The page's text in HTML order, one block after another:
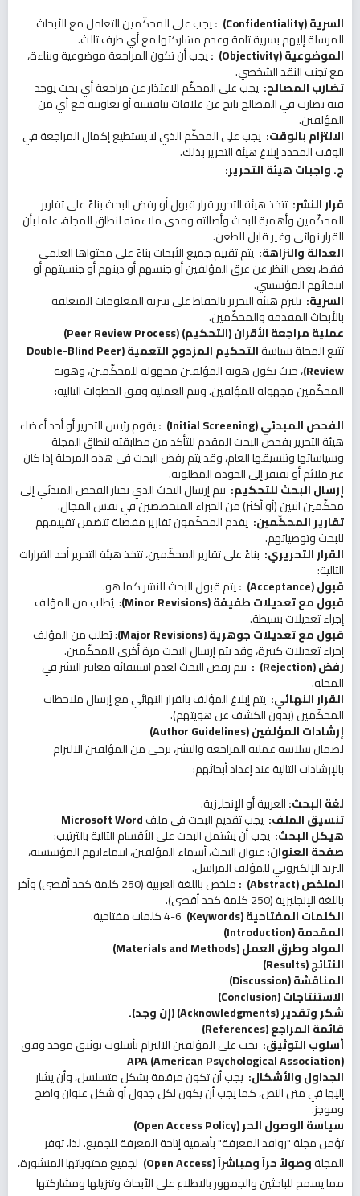
السرية(Confidentiality)
:يجب على المحكّمين التعامل مع الأبحاث
المرسلة إليهم بسرية تامة وعدم مشاركتها مع أي طرف ثالث.
الموضوعية(Objectivity)
:يجب أن تكون المراجعة موضوعية وبناءة،
مع تجنب النقد الشخصي.
تضارب المصالح: يجب على المحكّم الاعتذار عن مراجعة أي بحث يوجد
فيه تضارب في المصالح ناتج عن علاقات تنافسية أو تعاونية مع أي من
المؤلفين.
الالتزام بالوقت: يجب على المحكّم الذي لا يستطيع إكمال المراجعة في
الوقت المحدد إبلاغ هيئة التحرير بذلك.
ج. واجبات هيئة التحرير:
قرار النشر: تتخذ هيئة التحرير قرار قبول أو رفض البحث بناءً على تقارير
المحكّمين وأهمية البحث وأصالته ومدى ملاءمته لنطاق المجلة، علما بأن
القرار نهائي وغير قابل للطعن.
العدالة والنزاهة: يتم تقييم جميع الأبحاث بناءً على محتواها العلمي
فقط، بغض النظر عن عرق المؤلفين أو جنسهم أو دينهم أو جنسيتهم أو
انتمائهم المؤسسي.
السرية: تلتزم هيئة التحرير بالحفاظ على سرية المعلومات المتعلقة
بالأبحاث المقدمة والمحكّمين.
عملية مراجعة الأقران (التحكيم)(Peer Review Process)
تتبع المجلة سياسةالتحكيم المزدوج التعمية (Double-Blind Peer
Review)، حيث تكون هوية المؤلفين مجهولة للمحكّمين، وهوية
المحكّمين مجهولة للمؤلفين، وتتم العملية وفق الخطوات التالية:
الفحص المبدئي(Initial Screening)
:يقوم رئيس التحرير أو أحد أعضاء
هيئة التحرير بفحص البحث المقدم للتأكد من مطابقته لنطاق المجلة
وسياساتها وتنسيقها العام، وقد يتم رفض البحث في هذه المرحلة إذا كان
غير ملائم أو يفتقر إلى الجودة المطلوبة.
إرسال البحث للتحكيم: يتم إرسال البحث الذي يجتاز الفحص المبدئي إلى
محكّمَين اثنين (أو أكثر) من الخبراء المتخصصين في نفس المجال.
تقارير المحكّمين: يقدم المحكّمون تقارير مفصلة تتضمن تقييمهم
للبحث وتوصياتهم.
القرار التحريري: بناءً على تقارير المحكّمين، تتخذ هيئة التحرير أحد القرارات
التالية:
قبول(Acceptance)
:يتم قبول البحث للنشر كما هو.
قبول مع تعديلات طفيفة(Minor Revisions) : يُطلب من المؤلف
إجراء تعديلات بسيطة.
قبول مع تعديلات جوهرية(Major Revisions) : يُطلب من المؤلف
إجراء تعديلات كبيرة، وقد يتم إرسال البحث مرة أخرى للمحكّمين.
رفض(Rejection)
: يتم رفض البحث لعدم استيفائه معايير النشر في
المجلة.
القرار النهائي: يتم إبلاغ المؤلف بالقرار النهائي مع إرسال ملاحظات
المحكّمين (بدون الكشف عن هويتهم).
إرشادات المؤلفين(Author Guidelines)
لضمان سلاسة عملية المراجعة والنشر، يرجى من المؤلفين الالتزام
بالإرشادات التالية عند إعداد أبحاثهم:
لغة البحث:العربية أو الإنجليزية.
تنسيق الملف: يجب تقديم البحث في ملفMicrosoft Word
هيكل البحث: يجب أن يشتمل البحث على الأقسام التالية بالترتيب:
صفحة العنوان:عنوان البحث، أسماء المؤلفين، انتماءاتهم المؤسسية،
البريد الإلكتروني للمؤلف المراسل.
الملخص(Abstract)
: ملخص باللغة العربية (250 كلمة كحد أقصى) وآخر
باللغة الإنجليزية (250 كلمة كحد أقصى).
الكلمات المفتاحية(Keywords)
المقدمة(Introduction)
المواد وطرق العمل(Materials and Methods)
النتائج(Results)
المناقشة(Discussion)
الاستنتاجات(Conclusion)
شكر وتقدير(Acknowledgments)
(إن وجد)
.
قائمة المراجع(References)
أسلوب التوثيق: يجب على المؤلفين الالتزام بأسلوب توثيق موحد وفق
APA (American Psychological Association)
الجداول والأشكال: يجب أن تكون مرقمة بشكل متسلسل، وأن يشار
إليها في متن النص، كما يجب أن يكون لكل جدول أو شكل عنوان واضح
وموجز.
سياسة الوصول الحر(Open Access Policy)
تؤمن مجلة "روافد المعرفة" بأهمية إتاحة المعرفة للجميع. لذا، توفر
المجلةوصولاً حراً ومباشراً(Open Access)
لجميع محتوياتها المنشورة،
مما يسمح للباحثين والجمهور بالاطلاع على الأبحاث وتنزيلها ومشاركتها